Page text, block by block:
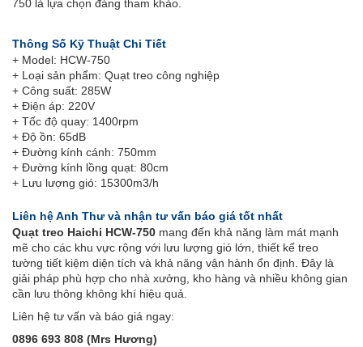
750 là lựa chọn đáng tham khảo.
Thông Số Kỹ Thuật Chi Tiết
+ Model: HCW-750
+ Loại sản phẩm: Quạt treo công nghiệp
+ Công suất: 285W
+ Điện áp: 220V
+ Tốc độ quay: 1400rpm
+ Độ ồn: 65dB
+ Đường kính cánh: 750mm
+ Đường kính lồng quạt: 80cm
+ Lưu lượng gió: 15300m3/h
Liên hệ Anh Thư và nhận tư vấn báo giá tốt nhất
Quạt treo Haichi HCW-750 mang đến khả năng làm mát mạnh
mẽ cho các khu vực rộng với lưu lượng gió lớn, thiết kế treo
tường tiết kiệm diện tích và khả năng vận hành ổn định. Đây là
giải pháp phù hợp cho nhà xưởng, kho hàng và nhiều không gian
cần lưu thông không khí hiệu quả.
Liên hệ tư vấn và báo giá ngay:
0896 693 808 (Mrs Hương)